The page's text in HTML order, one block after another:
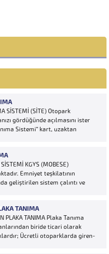
SİSTEMİ (SİTE) Otopark
gördüğünde açılmasını ister
Sistemi” kart, uzaktan
sistemi otoparklarda
KGYS (MOBESE)
Emniyet teşkilatının
geliştirilen sistem çalıntı ve
yönelik geliştirilen
şeritlerine yerleştirilen
TANIMA
PLAKA TANIMA Plaka Tanıma
biride ticari olarak
Ücretli otoparklarda giren-